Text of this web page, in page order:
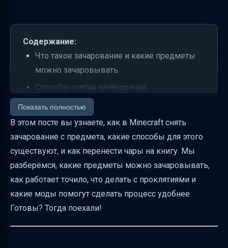
Содержание:
Что такое зачарование и какие предметы
можно зачаровывать
Способы снятия зачарований
Проклятия и их особенности
Как правильно снять чары с предмета в
базовой версии Minecraft
Советы по безопасному и экономичному
снятию чар
Таблица сравнения способов снятия чар
Частые ошибки и как их избежать
Показать полностью
В этом посте вы узнаете, как в Minecraft снять
зачарование с предмета, какие способы для этого
существуют, и как перенести чары на книгу. Мы
разберёмся, какие предметы можно зачаровывать,
как работает точило, что делать с проклятиями и
какие моды помогут сделать процесс удобнее.
Готовы? Тогда поехали!